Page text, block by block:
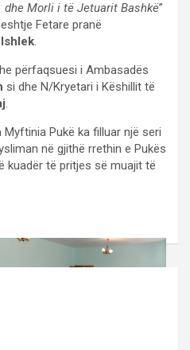
Morli i të Jetuarit Bashkë”
Fetare pranë
.
përfaqsuesi i Ambasadës
si dhe N/Kryetari i Këshillit të
.
Pukë ka filluar një seri
në gjithë rrethin e Pukës
kuadër të pritjes së muajit të